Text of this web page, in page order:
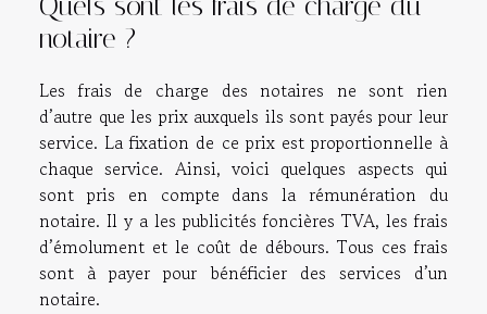
Quels sont les frais de charge du
notaire ?
Les frais de charge des notaires ne sont rien
d’autre que les prix auxquels ils sont payés pour leur
service. La fixation de ce prix est proportionnelle à
chaque service. Ainsi, voici quelques aspects qui
sont pris en compte dans la rémunération du
notaire. Il y a les publicités foncières TVA, les frais
d’émolument et le coût de débours. Tous ces frais
sont à payer pour bénéficier des services d’un
notaire.